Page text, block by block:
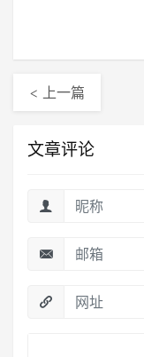
< 上一篇
文章评论